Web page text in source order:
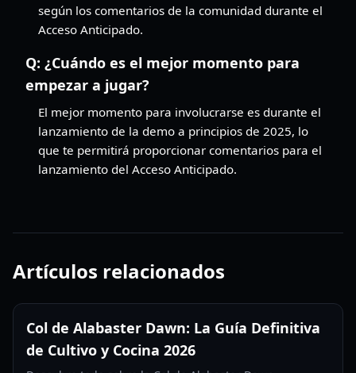
según los comentarios de la comunidad durante el
Acceso Anticipado.
Q: ¿Cuándo es el mejor momento para
empezar a jugar?
El mejor momento para involucrarse es durante el
lanzamiento de la demo a principios de 2025, lo
que te permitirá proporcionar comentarios para el
lanzamiento del Acceso Anticipado.
Artículos relacionados
Col de Alabaster Dawn: La Guía Definitiva
de Cultivo y Cocina 2026